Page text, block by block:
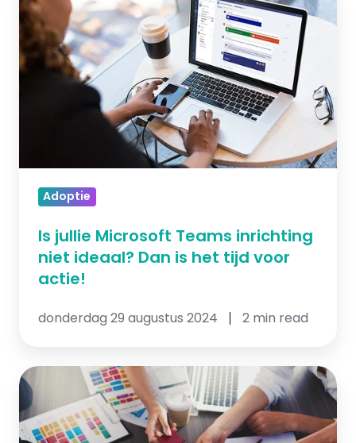
jullie
Microsoft
Teams
inrichting
is
het
tijd
voor
actie!
Adoptie
Is jullie Microsoft Teams inrichting
niet ideaal? Dan is het tijd voor
actie!
donderdag 29 augustus 2024 2 min read
De
succesformule
om